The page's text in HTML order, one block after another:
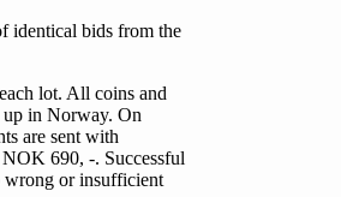
identical bids from the
lot. All coins and
up in Norway. On
are sent with
690, -. Successful
wrong or insufficient